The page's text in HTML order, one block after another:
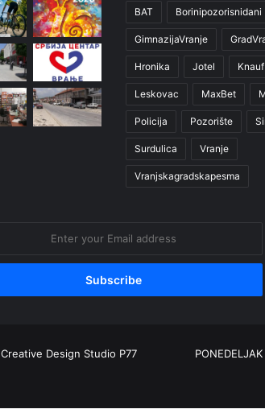
BAT Borinipozorisnidani
GimnazijaVranje
Hronika Jotel
Leskovac MaxBet
Policija Pozorište
Surdulica Vranje
Vranjskagradskapesma
Creative Design Studio P77 PONEDELJAK